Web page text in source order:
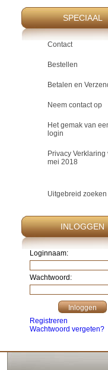
SPECIAAL
Contact
Bestellen
Betalen en
Neem contact op
Het gemak van
login
Privacy Verklaring
mei 2018
Uitgebreid zoeken
INLOGGEN
Loginnaam:
Wachtwoord:
Registreren
Wachtwoord vergeten?